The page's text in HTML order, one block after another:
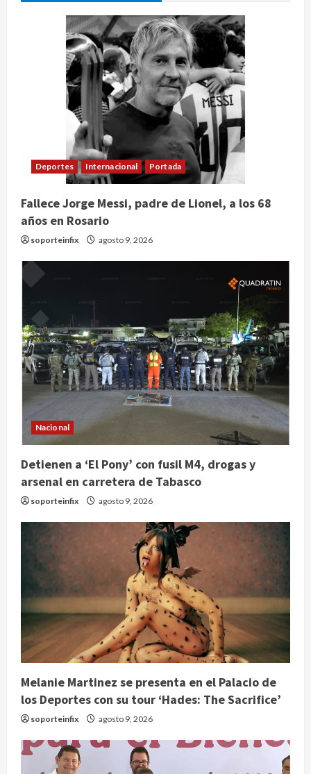
Deportes Internacional Portada
Fallece Jorge Messi, padre de Lionel, a los 68
años en Rosario
soporteinfix agosto 9, 2026
Nacional
Detienen a ‘El Pony’ con fusil M4, drogas y
arsenal en carretera de Tabasco
soporteinfix agosto 9, 2026
Melanie Martinez se presenta en el Palacio de
los Deportes con su tour ‘Hades: The Sacrifice’
soporteinfix agosto 9, 2026